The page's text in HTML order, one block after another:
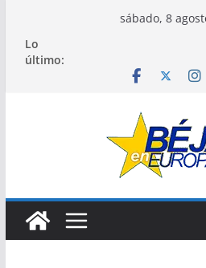
contenido
sábado, 8
Lo
último: